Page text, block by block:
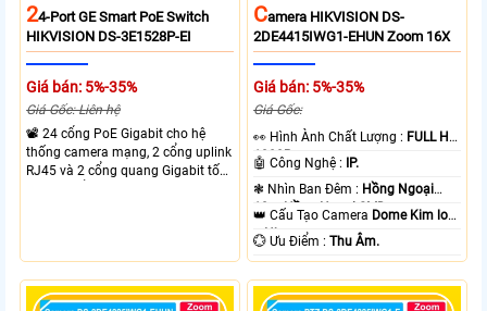
24-Port GE Smart PoE Switch
HIKVISION DS-3E1528P-EI
Giá bán: 5%-35%
Giá Gốc: Liên hệ
📽 24 cổng PoE Gigabit cho hệ
thống camera mạng, 2 cổng uplink
RJ45 và 2 cổng quang Gigabit tốc
CAmera HIKVISION DS-
2DE4415IWG1-EHUN Zoom 16X
Giá bán: 5%-35%
Giá Gốc:
️👀 Hình Ành Chất Lượng : FULL HD
1080P .
🤖️ Công Nghệ :
IP.
❃ Nhìn Ban Đêm : Hồng Ngoại
10m Hồng Ngoại SMD.
👑 Cấu Tạo Camera Dome Kim loại
+ Nhựa.
️💮 Ưu Điểm :Thu Âm.